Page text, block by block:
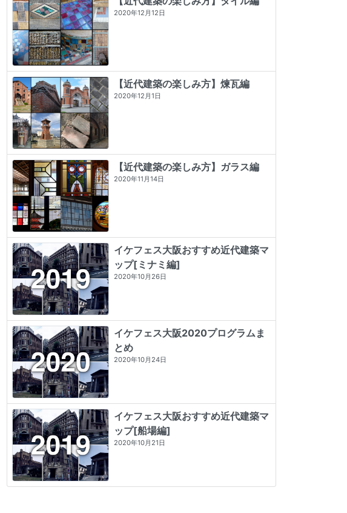
2020年12月12日
【近代建築の楽しみ方】煉瓦編
2020年12月1日
【近代建築の楽しみ方】ガラス編
2020年11月14日
イケフェス大阪おすすめ近代建築マ
ップ[ミナミ編]
2020年10月26日
イケフェス大阪2020プログラムま
とめ
2020年10月24日
イケフェス大阪おすすめ近代建築マ
ップ[船場編]
2020年10月21日